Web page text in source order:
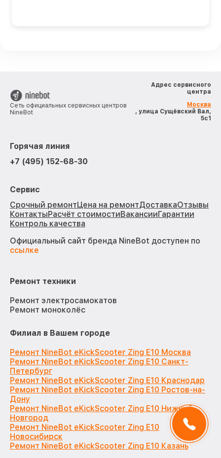
Сеть официальных сервисных центров
NineBot
Адрес сервисного
центра
Москва
, улица Сущёвский Вал,
5с1
Горячая линия
+7 (495) 152-68-30
Сервис
Срочный ремонтЦена на ремонтДоставкаОтзывы
КонтактыРасчёт стоимостиВакансииГарантии
Контроль качества
Официальный сайт бренда NineBot доступен по
ссылке
Ремонт техники
Ремонт электросамокатов
Ремонт моноколёс
Филиал в Вашем городе
Ремонт NineBot eKickScooter Zing E10 Москва
Ремонт NineBot eKickScooter Zing E10 Санкт-
Петербург
Ремонт NineBot eKickScooter Zing E10 Краснодар
Ремонт NineBot eKickScooter Zing E10 Ростов-на-
Дону
Ремонт NineBot eKickScooter Zing E10 Нижний
Новгород
Ремонт NineBot eKickScooter Zing E10
Новосибирск
Ремонт NineBot eKickScooter Zing E10 Казань